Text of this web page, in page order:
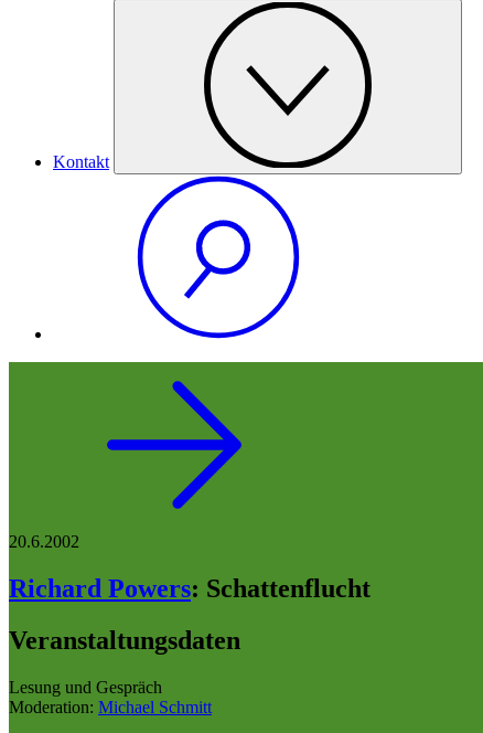
Kontakt
20.6.2002
Richard Powers: Schattenflucht
Veranstaltungsdaten
Lesung und Gespräch
Moderation: Michael Schmitt